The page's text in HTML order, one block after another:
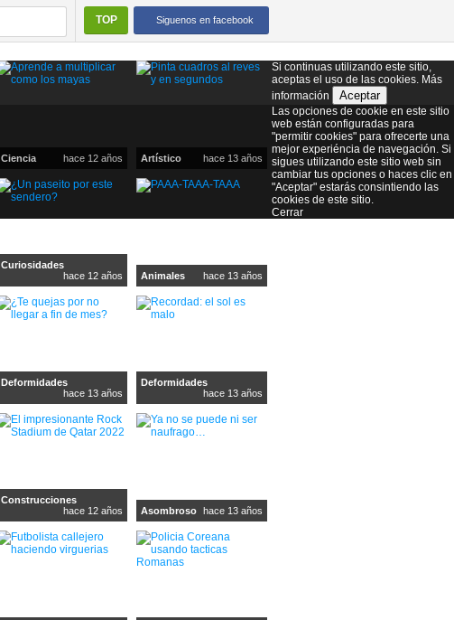
Siguenos en facebook
TOP
Ciencia hace 12 años Artístico hace 13 años
Curiosidades
hace 12 años
Animales hace 13 años
Deformidades
hace 13 años
Deformidades
hace 13 años
Construcciones
hace 12 años
Asombroso hace 13 años
Si continuas utilizando este sitio,
aceptas el uso de las cookies. Más
información
Aceptar
Las opciones de cookie en este sitio
web están configuradas para
"permitir cookies" para ofrecerte una
mejor experiéncia de navegación. Si
sigues utilizando este sitio web sin
cambiar tus opciones o haces clic en
"Aceptar" estarás consintiendo las
cookies de este sitio.
Cerrar